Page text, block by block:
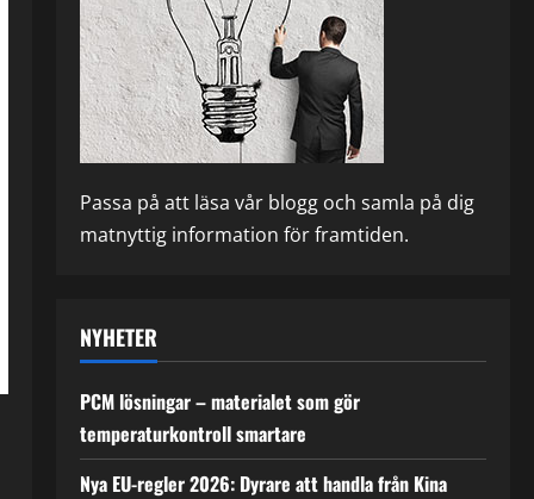
Passa på att läsa vår blogg och samla på dig
matnyttig information för framtiden.
NYHETER
PCM lösningar – materialet som gör
temperaturkontroll smartare
Nya EU-regler 2026: Dyrare att handla från Kina